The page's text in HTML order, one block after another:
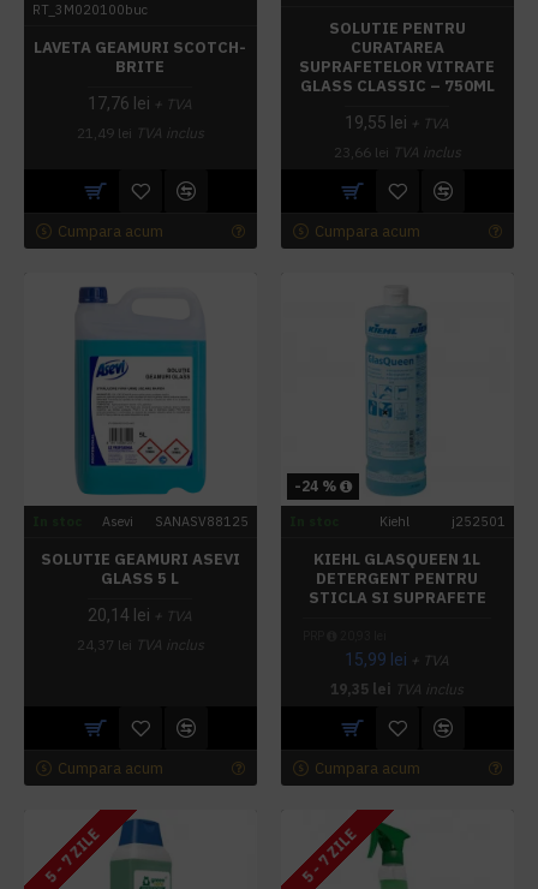
RT_3M020100buc
LAVETA GEAMURI SCOTCH-
BRITE
17,76 lei + TVA
21,49 lei TVA inclus
Cumpara acum
SOLUTIE PENTRU
CURATAREA
SUPRAFETELOR VITRATE
GLASS CLASSIC – 750ML
19,55 lei + TVA
23,66 lei TVA inclus
Cumpara acum
Asevi SANASV88125
SOLUTIE GEAMURI ASEVI
GLASS 5 L
20,14 lei + TVA
24,37 lei TVA inclus
Cumpara acum
-24 %
Kiehl j252501
KIEHL GLASQUEEN 1L
DETERGENT PENTRU
STICLA SI SUPRAFETE
15,99 lei + TVA
19,35 lei TVA inclus
Cumpara acum
5 - 7 ZILE 5 - 7 ZILE